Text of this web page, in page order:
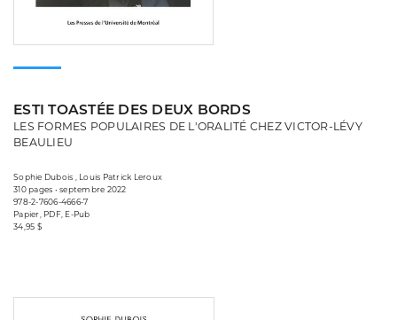
ESTI TOASTÉE DES DEUX BORDS
LES FORMES POPULAIRES DE L'ORALITÉ CHEZ VICTOR-LÉVY
BEAULIEU
Sophie Dubois , Louis Patrick Leroux
310 pages • septembre 2022
978-2-7606-4666-7
Papier, PDF, E-Pub
34,95 $